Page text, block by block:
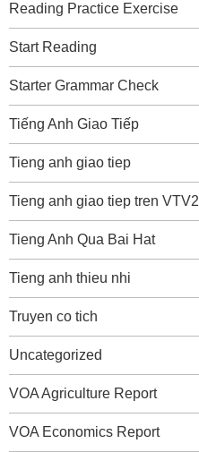
Reading Practice Exercise
Start Reading
Starter Grammar Check
Tiếng Anh Giao Tiếp
Tieng anh giao tiep
Tieng anh giao tiep tren VTV2
Tieng Anh Qua Bai Hat
Tieng anh thieu nhi
Truyen co tich
Uncategorized
VOA Agriculture Report
VOA Economics Report